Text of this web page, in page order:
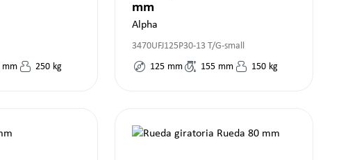
mm 250 kg
mm
Alpha
3470UFJ125P30-13 T/G-small
125 mm 155 mm 150 kg